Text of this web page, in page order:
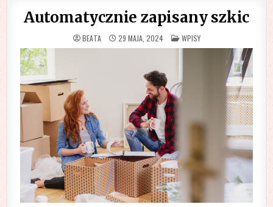
Automatycznie zapisany szkic
BEATA 29 MAJA, 2024 POSTED
IN
WPISY